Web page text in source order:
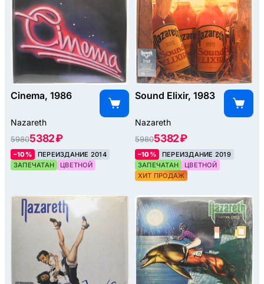
Cinema, 1986
Nazareth
59805382 ₽
–10%
ПЕРЕИЗДАНИЕ 2014
ЗАПЕЧАТАН
ЦВЕТНОЙ
Sound Elixir, 1983
Nazareth
59805382 ₽
–10%
ПЕРЕИЗДАНИЕ 2019
ЗАПЕЧАТАН
ЦВЕТНОЙ
ХИТ ПРОДАЖ